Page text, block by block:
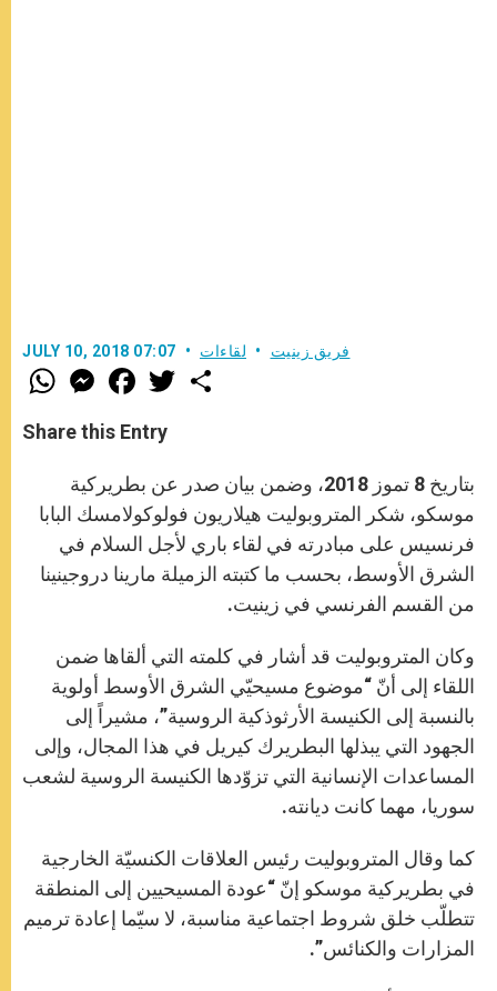
JULY 10, 2018 07:07 فريق زينيت لقاءات
W
h
t
s
M
e
s
e
e
r
F
a
e
b
k
w
Share this Entry
بتاريخ 8 تموز 2018، وضمن بيان صدر عن بطريركية
موسكو، شكر المتروبوليت هيلاريون فولوكولامسك البابا
فرنسيس على مبادرته في لقاء باري لأجل السلام في
الشرق الأوسط، بحسب ما كتبته الزميلة مارينا دروجينينا
من القسم الفرنسي في زينيت.
وكان المتروبوليت قد أشار في كلمته التي ألقاها ضمن
اللقاء إلى أنّ “موضوع مسيحيّي الشرق الأوسط أولوية
بالنسبة إلى الكنيسة الأرثوذكية الروسية”، مشيراً إلى
الجهود التي يبذلها البطريرك كيريل في هذا المجال، وإلى
المساعدات الإنسانية التي تزوّدها الكنيسة الروسية لشعب
سوريا، مهما كانت ديانته.
كما وقال المتروبوليت رئيس العلاقات الكنسيّة الخارجية
في بطريركية موسكو إنّ “عودة المسيحيين إلى المنطقة
تتطلّب خلق شروط اجتماعية مناسبة، لا سيّما إعادة ترميم
المزارات والكنائس”.